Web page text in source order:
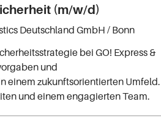
(m/w/d)
Deutschland GmbH / Bonn
bei GO! Express &
und
einem zukunftsorientierten Umfeld.
und einem engagierten Team.